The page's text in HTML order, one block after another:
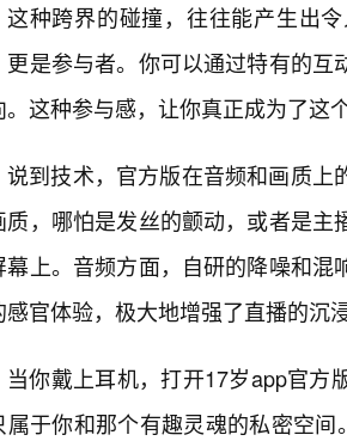
这种跨界的碰撞，往往能产生出
更是参与者。你可以通过特有的
。这种参与感，让你真正成为了这
说到技术，官方版在音频和画质上
质，哪怕是发丝的颤动，或者是
幕上。音频方面，自研的降噪和
感官体验，极大地增强了直播的沉
当你戴上耳机，打开17岁app官方
属于你和那个有趣灵魂的私密空